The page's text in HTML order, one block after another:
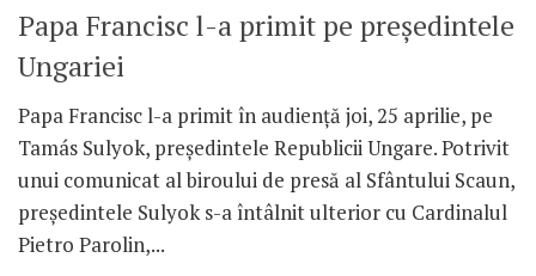
Papa Francisc l-a primit pe președintele
Ungariei
Papa Francisc l-a primit în audiență joi, 25 aprilie, pe
Tamás Sulyok, președintele Republicii Ungare. Potrivit
unui comunicat al biroului de presă al Sfântului Scaun,
președintele Sulyok s-a întâlnit ulterior cu Cardinalul
Pietro Parolin,...